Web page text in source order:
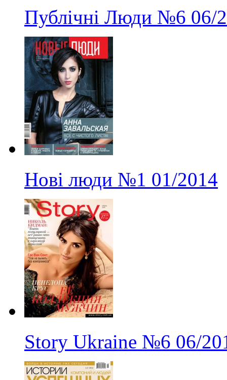
Публічні Люди №6 06/
Нові люди №1 01/2014
Story Ukraine №6 06/